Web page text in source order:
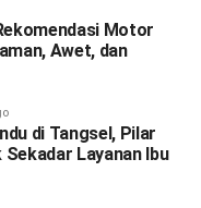
Motor
Awet, dan
di Tangsel, Pilar
Sekadar Layanan Ibu